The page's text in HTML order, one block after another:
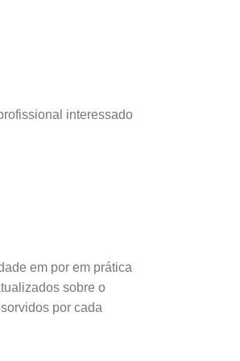
interessado
em por em prática
sobre o
por cada